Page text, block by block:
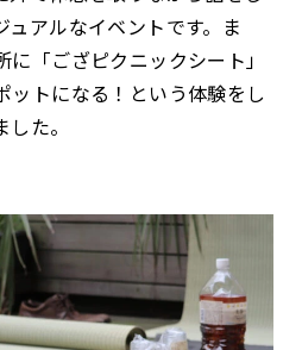
アルなイベントです。ま
「ござピクニックシート」
ットになる！という体験をし
た。